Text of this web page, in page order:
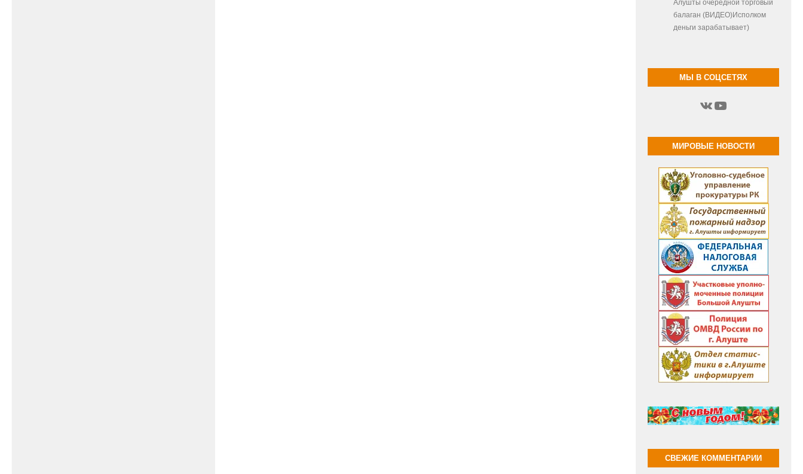
Алушты очередной торговый
балаган (ВИДЕО)Исполком
деньги зарабатывает)
МЫ В СОЦСЕТЯХ
ВКонтакте
YouTube
МИРОВЫЕ НОВОСТИ
СВЕЖИЕ КОММЕНТАРИИ